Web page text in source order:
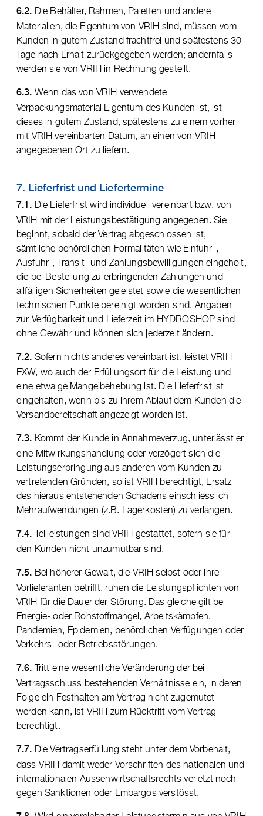
6.2. Die Behälter, Rahmen, Paletten und andere
Materialien, die Eigentum von VRIH sind, müssen vom
Kunden in gutem Zustand frachtfrei und spätestens 30
Tage nach Erhalt zurückgegeben werden; andernfalls
werden sie von VRIH in Rechnung gestellt.
6.3. Wenn das von VRIH verwendete
Verpackungsmaterial Eigentum des Kunden ist, ist
dieses in gutem Zustand, spätestens zu einem vorher
mit VRIH vereinbarten Datum, an einen von VRIH
angegebenen Ort zu liefern.
7. Lieferfrist und Liefertermine
7.1. Die Lieferfrist wird individuell vereinbart bzw. von
VRIH mit der Leistungsbestätigung angegeben. Sie
beginnt, sobald der Vertrag abgeschlossen ist,
sämtliche behördlichen Formalitäten wie Einfuhr-,
Ausfuhr-, Transit- und Zahlungsbewilligungen eingeholt,
die bei Bestellung zu erbringenden Zahlungen und
allfälligen Sicherheiten geleistet sowie die wesentlichen
technischen Punkte bereinigt worden sind. Angaben
zur Verfügbarkeit und Lieferzeit im HYDROSHOP sind
ohne Gewähr und können sich jederzeit ändern.
7.2. Sofern nichts anderes vereinbart ist, leistet VRIH
EXW, wo auch der Erfüllungsort für die Leistung und
eine etwaige Mangelbehebung ist. Die Lieferfrist ist
eingehalten, wenn bis zu ihrem Ablauf dem Kunden die
Versandbereitschaft angezeigt worden ist.
7.3. Kommt der Kunde in Annahmeverzug, unterlässt er
eine Mitwirkungshandlung oder verzögert sich die
Leistungserbringung aus anderen vom Kunden zu
vertretenden Gründen, so ist VRIH berechtigt, Ersatz
des hieraus entstehenden Schadens einschliesslich
Mehraufwendungen (z.B. Lagerkosten) zu verlangen.
7.4. Teilleistungen sind VRIH gestattet, sofern sie für
den Kunden nicht unzumutbar sind.
7.5. Bei höherer Gewalt, die VRIH selbst oder ihre
Vorlieferanten betrifft, ruhen die Leistungspflichten von
VRIH für die Dauer der Störung. Das gleiche gilt bei
Energie- oder Rohstoffmangel, Arbeitskämpfen,
Pandemien, Epidemien, behördlichen Verfügungen oder
Verkehrs- oder Betriebsstörungen.
7.6. Tritt eine wesentliche Veränderung der bei
Vertragsschluss bestehenden Verhältnisse ein, in deren
Folge ein Festhalten am Vertrag nicht zugemutet
werden kann, ist VRIH zum Rücktritt vom Vertrag
berechtigt.
7.7. Die Vertragserfüllung steht unter dem Vorbehalt,
dass VRIH damit weder Vorschriften des nationalen und
internationalen Aussenwirtschaftsrechts verletzt noch
gegen Sanktionen oder Embargos verstösst.